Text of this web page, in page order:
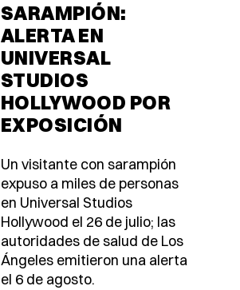
SARAMPIÓN:
ALERTA EN
UNIVERSAL
STUDIOS
HOLLYWOOD POR
EXPOSICIÓN
Un visitante con sarampión
expuso a miles de personas
en Universal Studios
Hollywood el 26 de julio; las
autoridades de salud de Los
Ángeles emitieron una alerta
el 6 de agosto.